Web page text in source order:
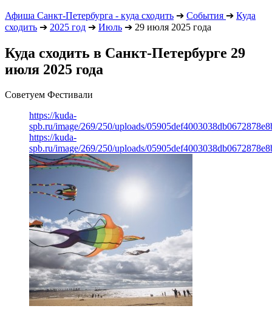
Афиша Санкт-Петербурга - куда сходить ➔ События ➔ Куда
сходить ➔ 2025 год ➔ Июль ➔ 29 июля 2025 года
Куда сходить в Санкт-Петербурге 29
июля 2025 года
Советуем Фестивали
https://kuda-
spb.ru/image/269/250/uploads/
https://kuda-
spb.ru/image/269/250/uploads/